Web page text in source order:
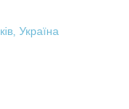
Україна